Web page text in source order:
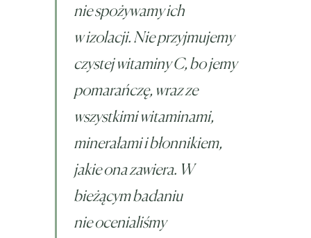
nie spożywamy ich
w izolacji. Nie przyjmujemy
czystej witaminy C, bo jemy
pomarańczę, wraz ze
wszystkimi witaminami,
minerałami i błonnikiem,
jakie ona zawiera. W
bieżącym badaniu
nie ocenialiśmy